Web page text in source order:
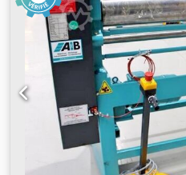
Prix spécial sur demande
3 rouleaux à moteur
des rouleaux - 2x rouleaux
rangement pliable manuel
pièce Dkodpfx Ajxacbusnlsr -
les rouleaux inférieurs et
pied pour course R/L avec
Alimentation par rouleau
dispositif de sécurité